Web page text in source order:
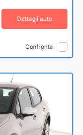
Dettagli auto
Confronta